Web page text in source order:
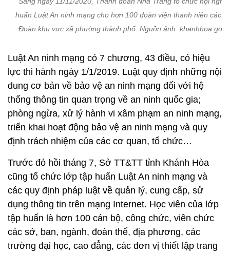
phòng ngừa, xử lý hành vi xâm phạm an ninh mạng,
triển khai hoạt động bảo vệ an ninh mạng và quy
Trước đó hồi tháng 7, Sở TT&TT tỉnh Khánh Hòa
cũng tổ chức lớp tập huấn Luật An ninh mạng và
các quy định pháp luật về quản lý, cung cấp, sử
dụng thông tin trên mạng Internet. Học viên của lớp
tập huấn là hơn 100 cán bộ, công chức, viên chức
các sở, ban, ngành, đoàn thể, địa phương, các
trường đại học, cao đẳng, các đơn vị thiết lập trang
thông tin điện tử tổng hợp, mạng xã hội và cơ quan
báo chí trên địa bàn.
H.A.H
Khánh Hòa tổ chức tập huấn Luật
An ninh mạng